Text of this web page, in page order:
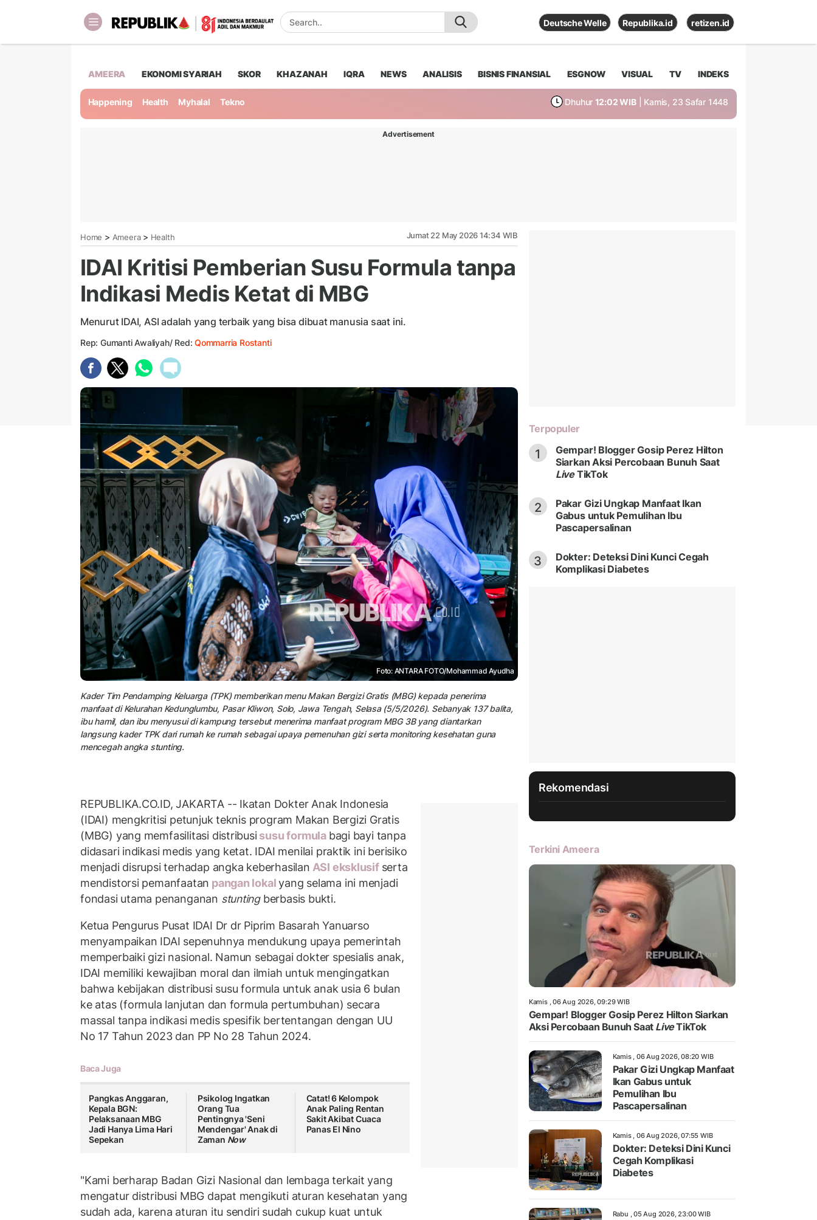
Deutsche Welle Republika.id retizen.id
AMEERA EKONOMI SYARIAH SKOR KHAZANAH IQRA NEWS ANALISIS BISNIS FINANSIAL ESGNOW VISUAL TV INDEKS
Happening Health Myhalal Tekno Dhuhur 12:02 WIB | Kamis, 23 Safar 1448
Advertisement
Home > Ameera> Health Jumat 22 May 2026 14:34 WIB
IDAI Kritisi Pemberian Susu Formula tanpa
Indikasi Medis Ketat di MBG
Menurut IDAI, ASI adalah yang terbaik yang bisa dibuat manusia saat ini.
Rep: Gumanti Awaliyah/ Red:Qommarria Rostanti
Foto: ANTARA FOTO/Mohammad Ayudha
Kader Tim Pendamping Keluarga (TPK) memberikan menu Makan Bergizi Gratis (MBG) kepada penerima
manfaat di Kelurahan Kedunglumbu, Pasar Kliwon, Solo, Jawa Tengah, Selasa (5/5/2026). Sebanyak 137 balita,
ibu hamil, dan ibu menyusui di kampung tersebut menerima manfaat program MBG 3B yang diantarkan
langsung kader TPK dari rumah ke rumah sebagai upaya pemenuhan gizi serta monitoring kesehatan guna
mencegah angka stunting.
REPUBLIKA.CO.ID, JAKARTA -- Ikatan Dokter Anak Indonesia
(IDAI) mengkritisi petunjuk teknis program Makan Bergizi Gratis
(MBG) yang memfasilitasi distribusisusu formula bagi bayi tanpa
didasari indikasi medis yang ketat. IDAI menilai praktik ini berisiko
menjadi disrupsi terhadap angka keberhasilan ASI eksklusif serta
mendistorsi pemanfaatan pangan lokalyang selama ini menjadi
fondasi utama penanganan stuntingberbasis bukti.
Ketua Pengurus Pusat IDAI Dr dr Piprim Basarah Yanuarso
menyampaikan IDAI sepenuhnya mendukung upaya pemerintah
memperbaiki gizi nasional. Namun sebagai dokter spesialis anak,
IDAI memiliki kewajiban moral dan ilmiah untuk mengingatkan
bahwa kebijakan distribusi susu formula untuk anak usia 6 bulan
ke atas (formula lanjutan dan formula pertumbuhan) secara
massal tanpa indikasi medis spesifik bertentangan dengan UU
No 17 Tahun 2023 dan PP No 28 Tahun 2024.
Baca Juga
Pangkas Anggaran,
Kepala BGN:
Pelaksanaan MBG
Jadi Hanya Lima Hari
Sepekan
Psikolog Ingatkan
Orang Tua
Pentingnya 'Seni
Mendengar' Anak di
Zaman Now
Catat! 6 Kelompok
Anak Paling Rentan
Sakit Akibat Cuaca
Panas El Nino
"Kami berharap Badan Gizi Nasional dan lembaga terkait yang
mengatur distribusi MBG dapat mengikuti aturan kesehatan yang
sudah ada, karena aturan itu sendiri sudah cukup kuat untuk
Terpopuler
1
Gempar! Blogger Gosip Perez Hilton
Siarkan Aksi Percobaan Bunuh Saat
LiveTikTok
2
Pakar Gizi Ungkap Manfaat Ikan
Gabus untuk Pemulihan Ibu
Pascapersalinan
3
Dokter: Deteksi Dini Kunci Cegah
Komplikasi Diabetes
Rekomendasi
Terkini Ameera
Kamis , 06 Aug 2026, 09:29 WIB
Gempar! Blogger Gosip Perez Hilton Siarkan
Aksi Percobaan Bunuh Saat LiveTikTok
Kamis , 06 Aug 2026, 08:20 WIB
Pakar Gizi Ungkap Manfaat
Ikan Gabus untuk
Pemulihan Ibu
Pascapersalinan
Kamis , 06 Aug 2026, 07:55 WIB
Dokter: Deteksi Dini Kunci
Cegah Komplikasi
Diabetes
Rabu , 05 Aug 2026, 23:00 WIB